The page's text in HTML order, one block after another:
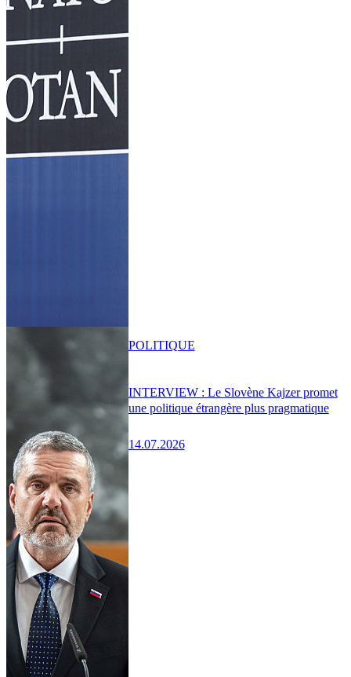
INTERVIEW : Le Slovène Kajzer promet
une politique étrangère plus pragmatique
14.07.2026
POLITIQUE